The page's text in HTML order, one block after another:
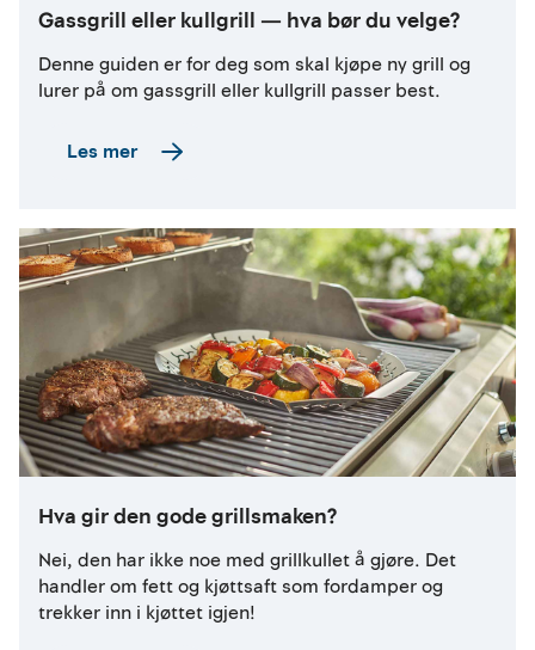
Gassgrill eller kullgrill — hva bør du velge?
Denne guiden er for deg som skal kjøpe ny grill og
lurer på om gassgrill eller kullgrill passer best.
Les mer
Hva gir den gode grillsmaken?
Nei, den har ikke noe med grillkullet å gjøre. Det
handler om fett og kjøttsaft som fordamper og
trekker inn i kjøttet igjen!